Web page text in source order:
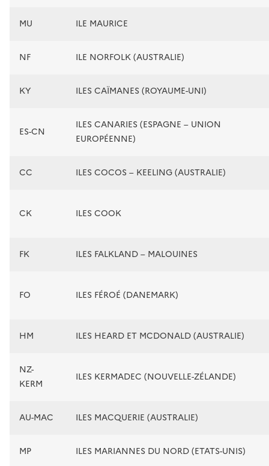
MU ILE MAURICE
NF ILE NORFOLK (AUSTRALIE)
KY ILES CAÏMANES (ROYAUME-UNI)
ES-CN
ILES CANARIES (ESPAGNE – UNION
EUROPÉENNE)
CC ILES COCOS – KEELING (AUSTRALIE)
CK ILES COOK
FK ILES FALKLAND – MALOUINES
FO ILES FÉROÉ (DANEMARK)
HM ILES HEARD ET MCDONALD (AUSTRALIE)
NZ-
KERM
ILES KERMADEC (NOUVELLE-ZÉLANDE)
AU-MAC ILES MACQUERIE (AUSTRALIE)
MP ILES MARIANNES DU NORD (ETATS-UNIS)